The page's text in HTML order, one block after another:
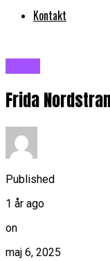
Kontakt
Frida
Published
1 år ago
on
maj 6, 2025